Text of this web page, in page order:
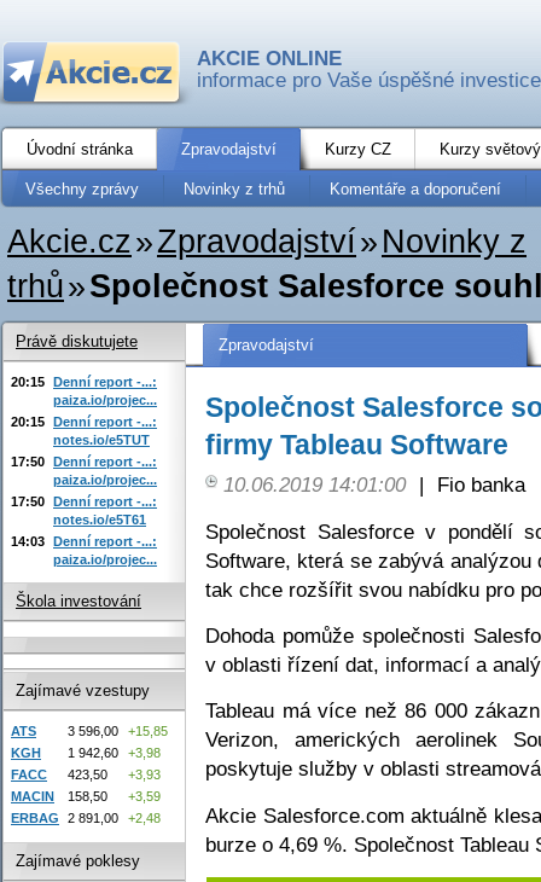
AKCIE ONLINE
informace pro Vaše úspěšné investice
Úvodní stránka Zpravodajství Kurzy CZ Kurzy
Všechny zprávy Novinky z trhů Komentáře a doporučení
Akcie.cz»Zpravodajství» Novinky z
trhů»Společnost Salesforce
Zpravodajství
Společnost Salesforce
firmy Tableau Software
10.06.2019 14:01:00 |
Fio banka
Společnost Salesforce v pondělí
Software, která se zabývá
tak chce rozšířit svou nabídku pro
Dohoda pomůže společnosti
v oblasti řízení dat, informací a
Tableau má více než 86 000
Verizon, amerických aerolinek
poskytuje služby v oblasti
Akcie Salesforce.com aktuálně
burze o 4,69 %. Společnost
Právě diskutujete
20:15 Denní report -...:
paiza.io/projec...
20:15 Denní report -...:
notes.io/e5TUT
17:50 Denní report -...:
paiza.io/projec...
17:50 Denní report -...:
notes.io/e5T61
14:03 Denní report -...:
paiza.io/projec...
Škola investování
Zajímavé vzestupy
ATS 3 596,00
+15,85
KGH
1 942,60
+3,98
FACC
423,50
+3,93
MACIN
158,50
+3,59
ERBAG
2 891,00 +2,48
Zajímavé poklesy